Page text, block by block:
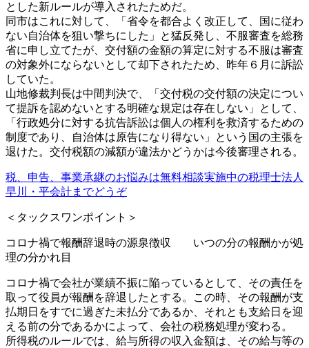
とした新ルールが導入されたためだ。
同市はこれに対して、「省令を都合よく改正して、国に従わ
ない自治体を狙い撃ちにした」と猛反発し、不服審査を総務
省に申し立てたが、交付額の金額の算定に対する不服は審査
の対象外にならないとして却下されたため、昨年６月に訴訟
していた。
山地修裁判長は中間判決で、「交付税の交付額の決定につい
て提訴を認めないとする明確な規定は存在しない」として、
「行政処分に対する抗告訴訟は個人の権利を救済するための
制度であり、自治体は原告になり得ない」という国の主張を
退けた。交付税額の減額が違法かどうかは今後審理される。
税、申告、事業承継のお悩みは無料相談実施中の税理士法人
早川・平会計までどうぞ
＜タックスワンポイント＞
コロナ禍で報酬辞退時の源泉徴収 いつの分の報酬かが処
理の分かれ目
コロナ禍で会社が業績不振に陥っているとして、その責任を
取って役員が報酬を辞退したとする。この時、その報酬が支
払期日をすでに過ぎた未払分であるか、それとも支給日を迎
える前の分であるかによって、会社の税務処理が変わる。
所得税のルールでは、給与所得の収入金額は、その給与等の